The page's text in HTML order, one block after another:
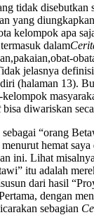
tidak disebutkan
yang
kelompok apa
dalam
jelasnya
(halaman 13).
bisa diwariskan
“orang
hemat
ini. Lihat
itu adalah
dari hasil
dengan
sebagian